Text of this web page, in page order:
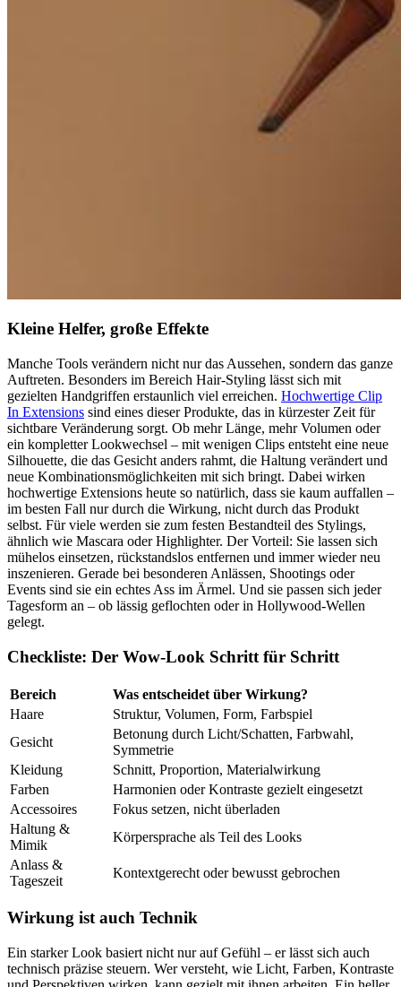
Kleine Helfer, große Effekte
Manche Tools verändern nicht nur das Aussehen, sondern das ganze
Auftreten. Besonders im Bereich Hair-Styling lässt sich mit
gezielten Handgriffen erstaunlich viel erreichen. Hochwertige Clip
In Extensions sind eines dieser Produkte, das in kürzester Zeit für
sichtbare Veränderung sorgt. Ob mehr Länge, mehr Volumen oder
ein kompletter Lookwechsel – mit wenigen Clips entsteht eine neue
Silhouette, die das Gesicht anders rahmt, die Haltung verändert und
neue Kombinationsmöglichkeiten mit sich bringt. Dabei wirken
hochwertige Extensions heute so natürlich, dass sie kaum auffallen –
im besten Fall nur durch die Wirkung, nicht durch das Produkt
selbst. Für viele werden sie zum festen Bestandteil des Stylings,
ähnlich wie Mascara oder Highlighter. Der Vorteil: Sie lassen sich
mühelos einsetzen, rückstandslos entfernen und immer wieder neu
inszenieren. Gerade bei besonderen Anlässen, Shootings oder
Events sind sie ein echtes Ass im Ärmel. Und sie passen sich jeder
Tagesform an – ob lässig geflochten oder in Hollywood-Wellen
gelegt.
Checkliste: Der Wow-Look Schritt für Schritt
Bereich
Was entscheidet über Wirkung?
Haare
Struktur, Volumen, Form, Farbspiel
Gesicht
Betonung durch Licht/Schatten, Farbwahl,
Symmetrie
Kleidung
Schnitt, Proportion, Materialwirkung
Farben
Harmonien oder Kontraste gezielt eingesetzt
Accessoires
Fokus setzen, nicht überladen
Haltung &
Mimik
Körpersprache als Teil des Looks
Anlass &
Tageszeit
Kontextgerecht oder bewusst gebrochen
Wirkung ist auch Technik
Ein starker Look basiert nicht nur auf Gefühl – er lässt sich auch
technisch präzise steuern. Wer versteht, wie Licht, Farben, Kontraste